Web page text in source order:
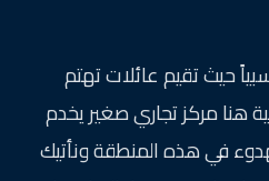
حيث تقيم عائلات تهتم
هنا مركز تجاري صغير يخدم
في هذه المنطقة ونأتيك